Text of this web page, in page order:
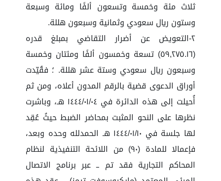
ثلاث مئة وخمسة وتسعون ألفًا ومائة وسبعة
وستون ريال سعودي وثمانية وسبعون هللة.
٢-التعويض عن أضرار التقاضي بمبلغ قدره
(٥٩,٢٧٥.١٦) تسعة وخمسون ألفًا ومئتان وخمسة
وسبعون ريال سعودي وستة عشر هللة. ؛ فقُيّدت
أوراق الدعوى قضية بالرقم المدون أعلاه، ومن ثم
أُحيلت إلى هذه الدائرة في ١٤٤٤/٠١/٠٤ هـ، وباشرت
نظرها على النحو المثبت بمحاضر الضبط حيثُ عُقِد
لها جلسة في ١٤٤٤/٠١/١٠ هـ الحمدلله وحده وبعد،
فإعمالا للمادة (٩٠) من اللائحة التنفيذية لنظام
المحاكم التجارية فقد تم ــ عبر برنامج الاتصال